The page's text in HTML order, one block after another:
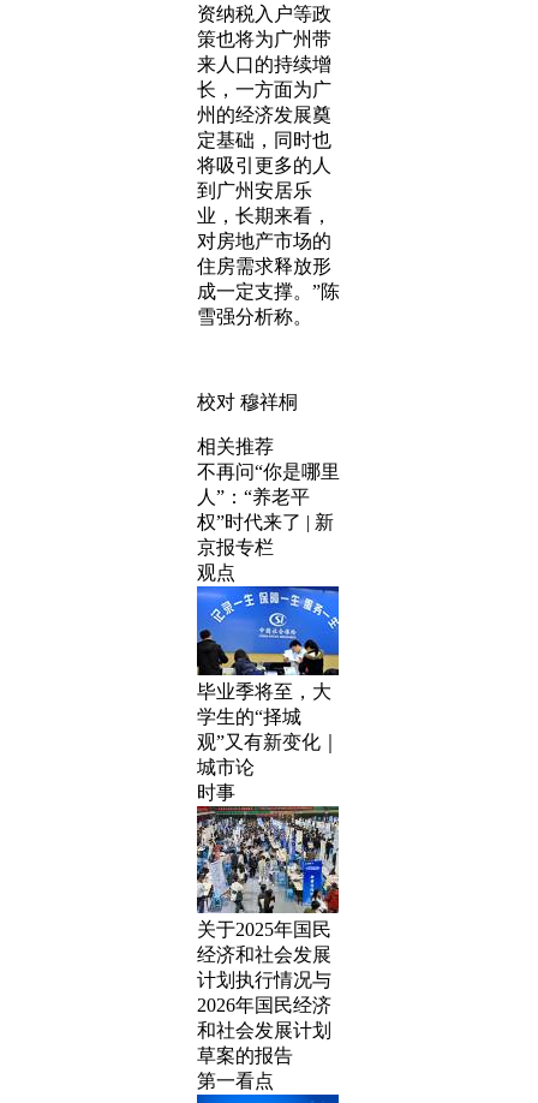
资纳税入户等政
策也将为广州带
来人口的持续增
长，一方面为广
州的经济发展奠
定基础，同时也
将吸引更多的人
到广州安居乐
业，长期来看，
对房地产市场的
住房需求释放形
成一定支撑。”陈
雪强分析称。
校对 穆祥桐
相关推荐
不再问“你是哪里
人”：“养老平
权”时代来了 | 新
京报专栏
观点
毕业季将至，大
学生的“择城
观”又有新变化｜
城市论
时事
关于2025年国民
经济和社会发展
计划执行情况与
2026年国民经济
和社会发展计划
草案的报告
第一看点